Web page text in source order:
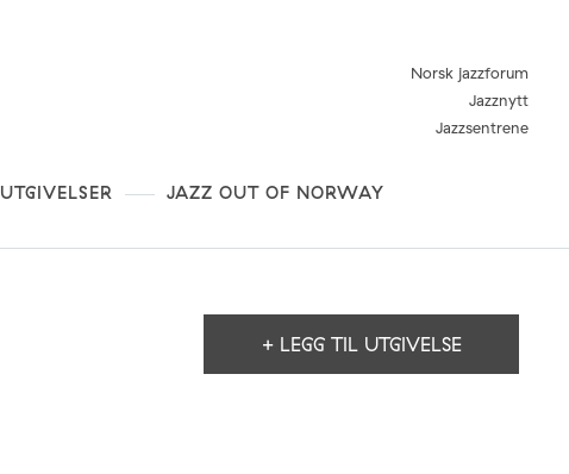
UTGIVELSER JAZZ OUT OF NORWAY
Norsk jazzforum
Jazznytt
Jazzsentrene
+ LEGG TIL UTGIVELSE